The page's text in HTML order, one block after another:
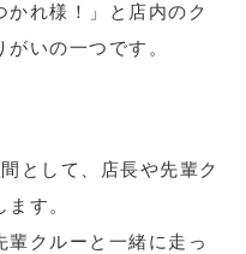
かれ様！」と店内のク
いの一つです。
として、店長や先輩ク
す。
輩クルーと一緒に走っ